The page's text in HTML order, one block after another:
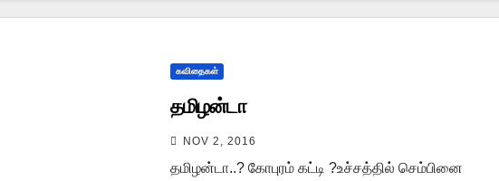
கவிதைகள்
தமிழன்டா
NOV 2, 2016
தமிழன்டா..? கோபுரம் கட்டி ?உச்சத்தில் செம்பினை